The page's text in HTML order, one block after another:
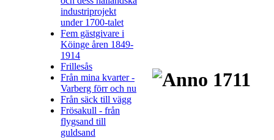
industriprojekt
under 1700-talet
Fem gästgivare i
Köinge åren 1849-
1914
Frillesås
Från mina kvarter -
Varberg förr och nu
Från säck till vägg
Frösakull - från
flygsand till
guldsand